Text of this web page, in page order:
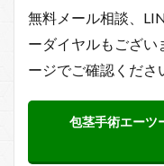
無料メール相談、
ーダイヤルもござ
ージでご確認くださ
包茎手術エー